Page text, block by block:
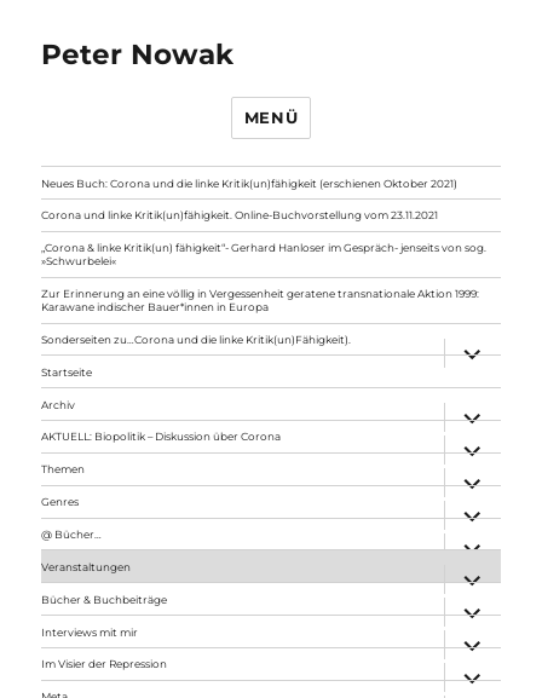
Peter Nowak
MENÜ
Neues Buch: Corona und die linke Kritik(un)fähigkeit (erschienen Oktober 2021)
Corona und linke Kritik(un)fähigkeit. Online-Buchvorstellung vom 23.11.2021
„Corona & linke Kritik(un) fähigkeit“- Gerhard Hanloser im Gespräch- jenseits von sog.
»Schwurbelei«
Zur Erinnerung an eine völlig in Vergessenheit geratene transnationale Aktion 1999:
Karawane indischer Bauer*innen in Europa
Sonderseiten zu…Corona und die linke Kritik(un)Fähigkeit).
anzeigen
Startseite
Archiv
anzeigen
AKTUELL: Biopolitik – Diskussion über Corona
anzeigen
Themen
anzeigen
Genres
anzeigen
@ Bücher…
Veranstaltungen
anzeigen
Bücher & Buchbeiträge
anzeigen
Interviews mit mir
anzeigen
Im Visier der Repression
anzeigen